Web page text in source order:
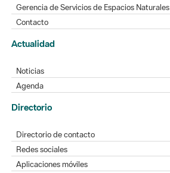
Gerencia de Servicios de Espacios Naturales
Contacto
Actualidad
Noticias
Agenda
Directorio
Directorio de contacto
Redes sociales
Aplicaciones móviles